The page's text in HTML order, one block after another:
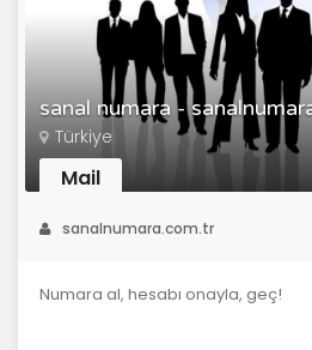
sanal numara -
Türkiye
Mail
sanalnumara.com.tr
Numara al, hesabı onayla, geç!